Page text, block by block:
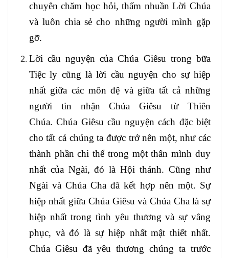
chuyên chăm học hỏi, thấm nhuần Lời Chúa
và luôn chia sẻ cho những người mình gặp
gỡ.
Lời cầu nguyện của Chúa Giêsu trong bữa
Tiệc ly cũng là lời cầu nguyện cho sự hiệp
nhất giữa các môn đệ và giữa tất cả những
người tin nhận Chúa Giêsu từ Thiên
Chúa. Chúa Giêsu cầu nguyện cách đặc biệt
cho tất cả chúng ta được trở nên một, như các
thành phần chi thể trong một thân mình duy
nhất của Ngài, đó là Hội thánh. Cũng như
Ngài và Chúa Cha đã kết hợp nên một. Sự
hiệp nhất giữa Chúa Giêsu và Chúa Cha là sự
hiệp nhất trong tình yêu thương và sự vâng
phục, và đó là sự hiệp nhất mật thiết nhất.
Chúa Giêsu đã yêu thương chúng ta trước